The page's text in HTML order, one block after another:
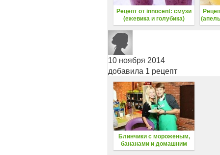
Рецепт от innocent: смузи
(ежевика и голубика)
10 ноября 2014
добавила 1 рецепт
Блинчики с мороженым,
бананами и домашним
клубничным соусом